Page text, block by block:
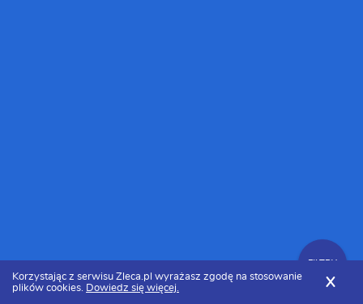
FILTRY
Korzystając z serwisu Zleca.pl wyrażasz zgodę na stosowanie
plików cookies. Dowiedz się więcej. X